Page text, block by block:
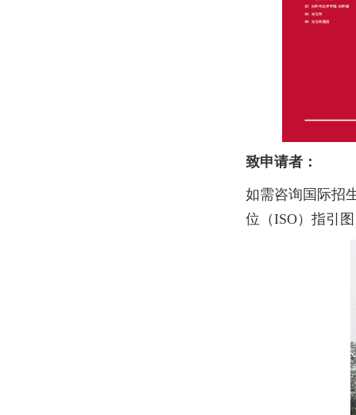
致申请者：
如需咨询国际招
位（ISO）指引